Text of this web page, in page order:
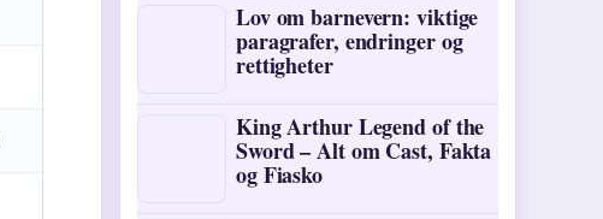
Lov om barnevern: viktige
paragrafer, endringer og
rettigheter
King Arthur Legend of the
Sword – Alt om Cast, Fakta
og Fiasko